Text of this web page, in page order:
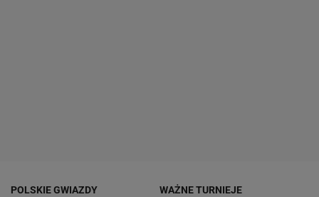
POLSKIE GWIAZDY WAŻNE TURNIEJE